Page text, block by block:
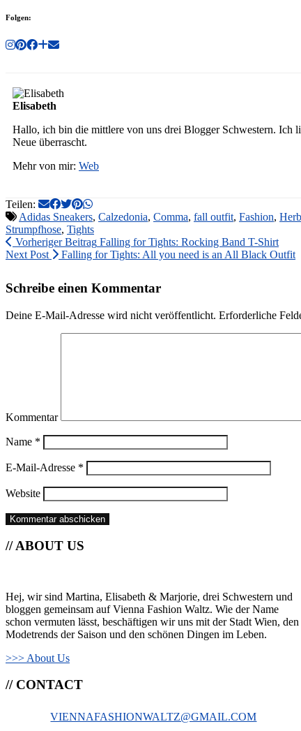
Folgen:
Elisabeth
Hallo, ich bin die mittlere von uns drei Blogger Schwestern. Ich
Neue überrascht.
Mehr von mir: Web
Teilen:
Adidas Sneakers, Calzedonia, Comma, fall outfit, Fashion,
Strumpfhose, Tights
Vorheriger Beitrag Falling for Tights: Rocking Band T-Shirt
Next Post
Falling for Tights: All you need is an All Black Outfit
Schreibe einen Kommentar
Deine E-Mail-Adresse wird nicht veröffentlicht. Erforderliche
Kommentar
Name *
E-Mail-Adresse *
Website
// ABOUT US
Hej, wir sind Martina, Elisabeth & Marjorie, drei Schwestern und
bloggen gemeinsam auf Vienna Fashion Waltz. Wie der Name
schon vermuten lässt, beschäftigen wir uns mit der Stadt Wien, den
Modetrends der Saison und den schönen Dingen im Leben.
>>> About Us
// CONTACT
VIENNAFASHIONWALTZ@GMAIL.COM